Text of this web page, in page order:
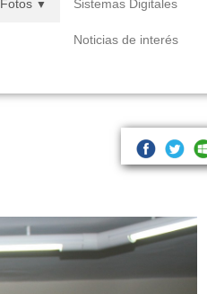
Fotos ▼ Sistemas Digitales
Noticias de interés